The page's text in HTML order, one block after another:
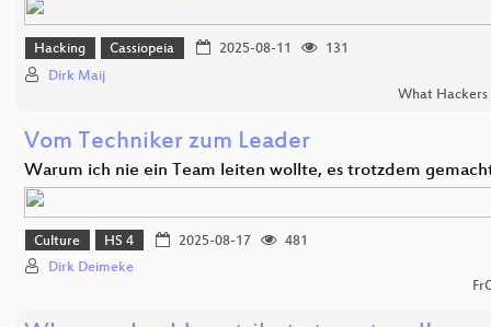
Hacking Cassiopeia 2025-08-11
131
Dirk Maij
What Hackers
Vom Techniker zum Leader
Warum ich nie ein Team leiten wollte, es trotzdem
Culture HS 4 2025-08-17
481
Dirk Deimeke